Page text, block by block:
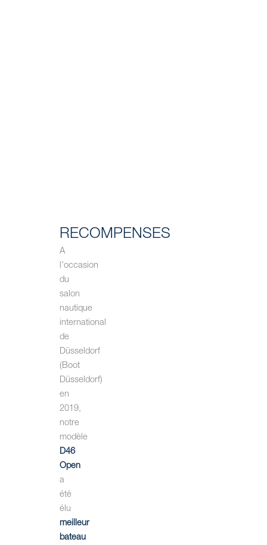
RECOMPENSES
A
l’occasion
du
salon
nautique
international
de
Düsseldorf
(Boot
Düsseldorf)
en
2019,
notre
modèle
D46
Open
a
été
élu
meilleur
bateau